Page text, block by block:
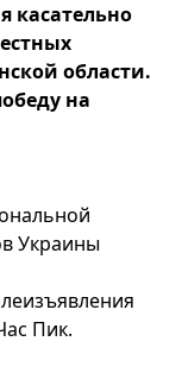
касательно
области.
на
Украины
Пик.